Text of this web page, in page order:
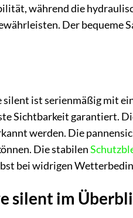
während die
Der bequeme
ist serienmäßig mit
Sichtbarkeit garantiert.
werden. Die
Die stabilen
bei widrigen
silent im